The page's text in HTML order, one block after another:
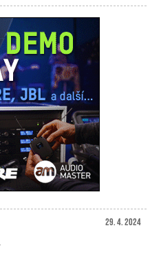
29. 4. 2024